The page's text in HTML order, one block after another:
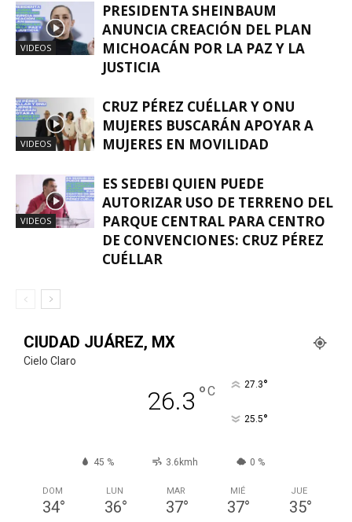
VIDEOS
PRESIDENTA SHEINBAUM
ANUNCIA CREACIÓN DEL PLAN
MICHOACÁN POR LA PAZ Y LA
JUSTICIA
VIDEOS
CRUZ PÉREZ CUÉLLAR Y ONU
MUJERES BUSCARÁN APOYAR A
MUJERES EN MOVILIDAD
VIDEOS
ES SEDEBI QUIEN PUEDE
AUTORIZAR USO DE TERRENO DEL
PARQUE CENTRAL PARA CENTRO
DE CONVENCIONES: CRUZ PÉREZ
CUÉLLAR
CIUDAD JUÁREZ, MX
Cielo Claro
26.3 °C 27.3°
25.5°
45 % 3.6kmh 0 %
DOM
34°
LUN
36°
MAR
37°
MIÉ
37°
JUE
35°